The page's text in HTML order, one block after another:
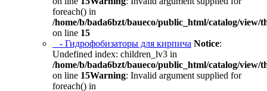
foreach() in
/home/b/bada6bzt/baueco/public_html/catalog/view/
on line 15
- Гидрофобизаторы для кирпича Notice:
Undefined index: children_lv3 in
/home/b/bada6bzt/baueco/public_html/catalog/view/
on line 15Warning: Invalid argument supplied for
foreach() in